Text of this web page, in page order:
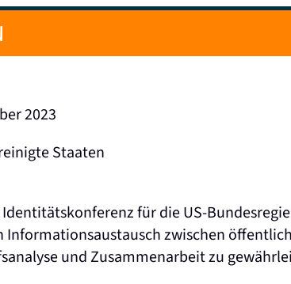
2023
Staaten
Identitätskonferenz für die US-
zwischen
und Zusammenarbeit zu